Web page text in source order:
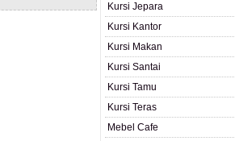
Kursi Jepara
Kursi Kantor
Kursi Makan
Kursi Santai
Kursi Tamu
Kursi Teras
Mebel Cafe